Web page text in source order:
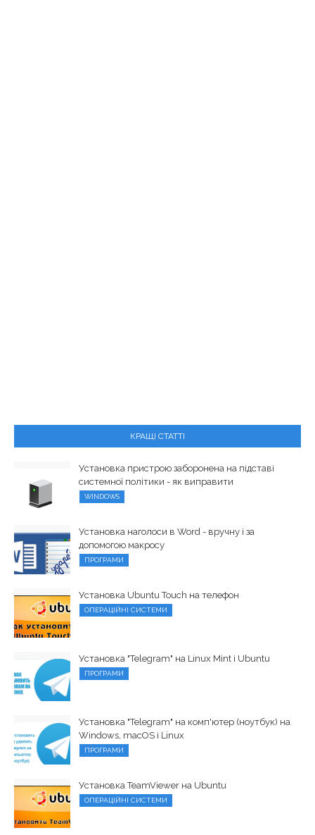
КРАЩІ СТАТТІ
Установка пристрою заборонена на підставі
системної політики - як виправити
WINDOWS
Установка наголоси в Word - вручну і за
допомогою макросу
ПРОГРАМИ
Установка Ubuntu Touch на телефон
ОПЕРАЦІЙНІ СИСТЕМИ
Установка "Telegram" на Linux Mint і Ubuntu
ПРОГРАМИ
Установка "Telegram" на комп'ютер (ноутбук) на
Windows, macOS і Linux
ПРОГРАМИ
Установка TeamViewer на Ubuntu
ОПЕРАЦІЙНІ СИСТЕМИ